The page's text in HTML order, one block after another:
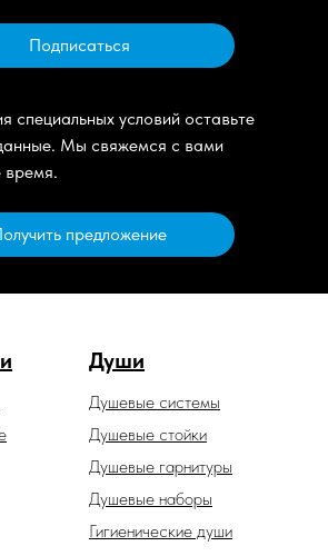
Подписаться
специальных условий оставьте
Мы свяжемся с вами
время.
предложение
Души
Душевые гарнитуры
Душевые системы
Гигиенические души
Душевые наборы
Душевые стойки